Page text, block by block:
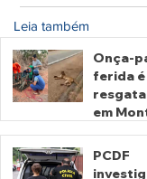
Leia também
Onça-
ferida é
em
Goiás
PCDF